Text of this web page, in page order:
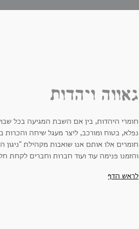
גאווה ויהדות
חומרי היהדות, בין אם השבת המגיעה בכל
נפלא, בטוח ומורכב, ליצר מעגל שיחה והכרות
חומרים אלו אותם אנו שואבות מקהילת
והזמנו פנימה עוד ועוד חברות וחברים לקחת
לראש הדף